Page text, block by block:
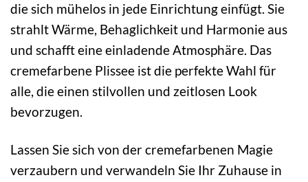
die sich mühelos in jede Einrichtung einfügt. Sie
strahlt Wärme, Behaglichkeit und Harmonie aus
und schafft eine einladende Atmosphäre. Das
cremefarbene Plissee ist die perfekte Wahl für
alle, die einen stilvollen und zeitlosen Look
bevorzugen.
Lassen Sie sich von der cremefarbenen Magie
verzaubern und verwandeln Sie Ihr Zuhause in